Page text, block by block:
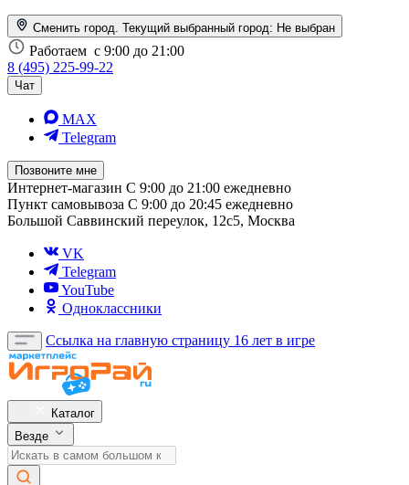
Сменить город. Текущий выбранный город: Не выбран
Работаем с 9:00 до 21:00
8 (495) 225-99-22
Чат
MAX
Telegram
Позвоните мне
Интернет-магазин С 9:00 до 21:00 ежедневно
Пункт самовывоза С 9:00 до 20:45 ежедневно
Большой Саввинский переулок, 12с5, Москва
VK
Telegram
YouTube
Одноклассники
Ссылка на главную страницу 16 лет в игре
Каталог
Везде